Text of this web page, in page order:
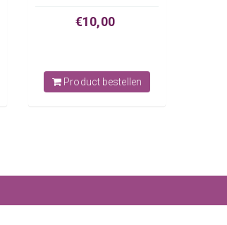
€10,00
Product bestellen